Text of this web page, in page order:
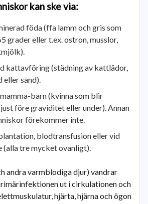
kan ske via:
föda (ffa lamm och gris som
grader eller t.ex. ostron, musslor,
kattavföring (städning av kattlådor,
sand).
barn (kvinna som blir
före graviditet eller under). Annan
förekommer inte.
blodtransfusion eller vid
tre mycket ovanligt).
andra varmblodiga djur) vandrar
ut i cirkulationen och
hjärta, hjärna och ögon